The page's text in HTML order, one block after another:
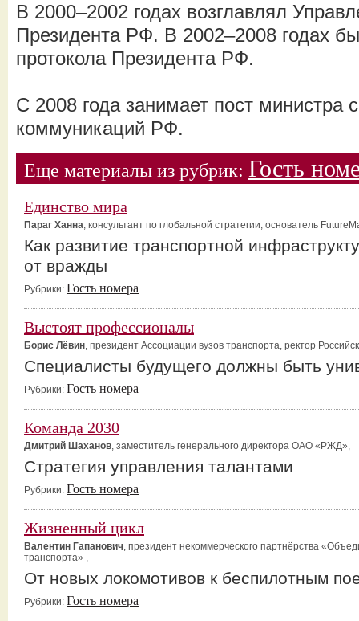
В 2000–2002 годах возглавлял
Президента РФ. В 2002–2008 годах
протокола Президента РФ.
С 2008 года занимает пост министра
коммуникаций РФ.
Еще материалы из рубрик: Гость
Единство мира
Параг Ханна, консультант по глобальной стратегии, основатель
Как развитие транспортной
от вражды
Рубрики: Гость номера
Выстоят профессионалы
Борис Лёвин, президент Ассоциации вузов транспорта, ректор
Специалисты будущего должны быть
Рубрики: Гость номера
Команда 2030
Дмитрий Шаханов, заместитель генерального директора ОАО «РЖД»,
Стратегия управления талантами
Рубрики: Гость номера
Жизненный цикл
Валентин Гапанович, президент некоммерческого партнёрства
транспорта» ,
От новых локомотивов к беспилотным
Рубрики: Гость номера